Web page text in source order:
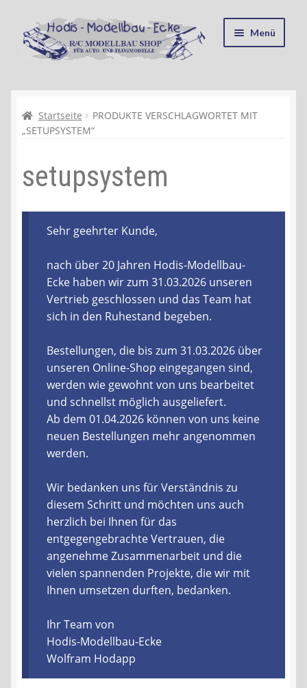
Zur
Navigation
springen
Zum
Inhalt
springen
Menü
Kasse
Recycling, Entsorgung und Umwelt
Shop
Warenkorb
Ablauf einer Bestellung
Zahlungsarten
Lieferzeit & Verfügbarkeit
Gutschein
Batterien- und Akku Verordnung
Elektro- und Elektronikgeräte Verordnung
Öle- und Schmierstoff Verordnung
Vereine & Foren
Kontakt
Startseite
PRODUKTE VERSCHLAGWORTET MIT
„SETUPSYSTEM“
setupsystem
Sehr geehrter Kunde,
nach über 20 Jahren Hodis-Modellbau-
Ecke haben wir zum 31.03.2026 unseren
Vertrieb geschlossen und das Team hat
sich in den Ruhestand begeben.
Bestellungen, die bis zum 31.03.2026 über
unseren Online-Shop eingegangen sind,
werden wie gewohnt von uns bearbeitet
und schnellst möglich ausgeliefert.
Ab dem 01.04.2026 können von uns keine
neuen Bestellungen mehr angenommen
werden.
Wir bedanken uns für Verständnis zu
diesem Schritt und möchten uns auch
herzlich bei Ihnen für das
entgegengebrachte Vertrauen, die
angenehme Zusammenarbeit und die
vielen spannenden Projekte, die wir mit
Ihnen umsetzen durften, bedanken.
Ihr Team von
Hodis-Modellbau-Ecke
Wolfram Hodapp